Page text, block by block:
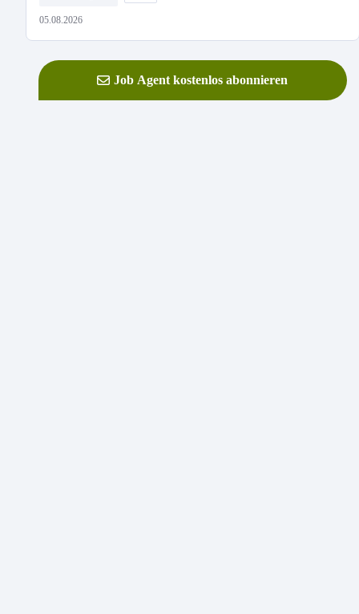
05.08.2026
Job Agent kostenlos abonnieren